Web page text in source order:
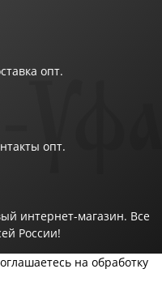
опт.
опт.
интернет-магазин. Все
России!
на обработку